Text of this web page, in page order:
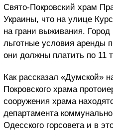
Свято-Покровский храм
Украины, что на улице
на грани выживания.
льготные условия аренды
они должны платить по 11
Как рассказал «Думской»
Покровского храма
сооружения храма
департамента
Одесского горсовета и в